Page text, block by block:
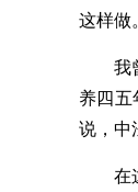
这样做
我曾
养四五
说，中
在这